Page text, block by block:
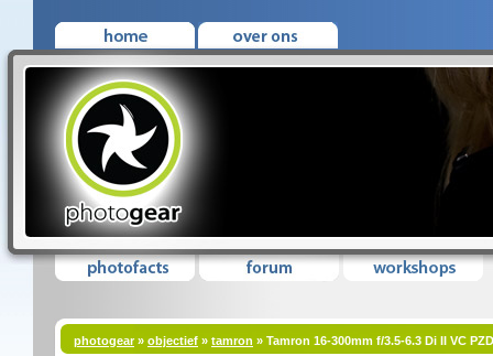
photogear» objectief » tamron » Tamron 16-300mm f/3.5-6.3 Di II VC